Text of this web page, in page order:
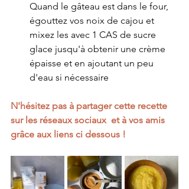
Quand le gâteau est dans le four,
égouttez vos noix de cajou et
mixez les avec 1 CAS de sucre
glace jusqu'à obtenir une crème
épaisse et en ajoutant un peu
d'eau si nécessaire
N'hésitez pas à partager cette recette
sur les réseaux sociaux  et à vos amis
grâce aux liens ci dessous !